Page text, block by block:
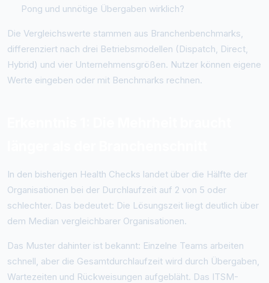
Pong und unnötige Übergaben wirklich?
Die Vergleichswerte stammen aus Branchenbenchmarks,
differenziert nach drei Betriebsmodellen (Dispatch, Direct,
Hybrid) und vier Unternehmensgrößen. Nutzer können eigene
Werte eingeben oder mit Benchmarks rechnen.
In den bisherigen Health Checks landet über die Hälfte der
Organisationen bei der Durchlaufzeit auf 2 von 5 oder
schlechter. Das bedeutet: Die Lösungszeit liegt deutlich über
dem Median vergleichbarer Organisationen.
Das Muster dahinter ist bekannt: Einzelne Teams arbeiten
schnell, aber die Gesamtdurchlaufzeit wird durch Übergaben,
Wartezeiten und Rückweisungen aufgebläht. Das ITSM-